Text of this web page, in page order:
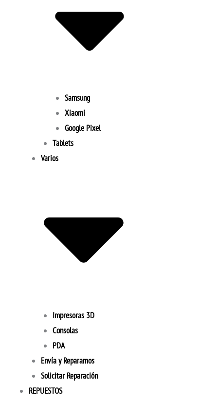
Samsung
Xiaomi
Google Pixel
Tablets
Varios
Impresoras 3D
Consolas
PDA
Envía y Reparamos
Solicitar Reparación
REPUESTOS